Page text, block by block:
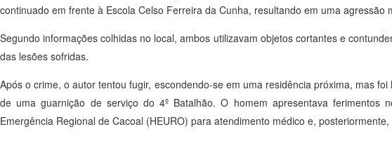
continuado em frente à Escola Celso Ferreira da Cunha, resultando em uma
Segundo informações colhidas no local, ambos utilizavam objetos cortantes e
das lesões sofridas.
Após o crime, o autor tentou fugir, escondendo-se em uma residência próxima, mas
de uma guarnição de serviço do 4º Batalhão. O homem apresentava
Emergência Regional de Cacoal (HEURO) para atendimento médico e,